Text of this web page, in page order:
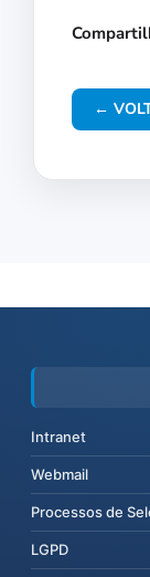
←
Intranet
Webmail
Processos de
LGPD